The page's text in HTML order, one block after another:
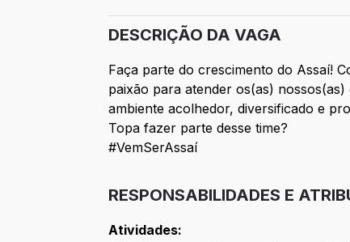
DESCRIÇÃO DA VAGA
Faça parte do crescimento do Assaí!
paixão para atender os(as)
ambiente acolhedor, diversificado e
Topa fazer parte desse time?
#VemSerAssaí
RESPONSABILIDADES E
Atividades: